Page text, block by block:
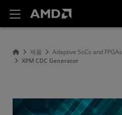
제품 Adaptive SoCs and FPGAs
XPM CDC Generator